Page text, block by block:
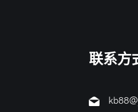
联系方